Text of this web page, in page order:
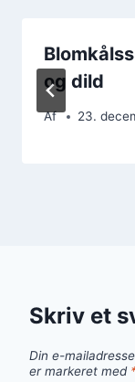
og dild
Af 23.
Skriv et
Din e-
er markeret med